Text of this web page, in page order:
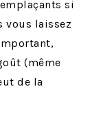
si
vous laissez
(même
de la